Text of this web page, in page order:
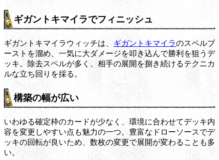
ギガントキマイラでフィニッシュ
ギガントキマイラウィッチは、 ギガントキマイラのスペルブ
ーストを溜め、一気に大ダメージを叩き込んで勝利を狙うデ
ッキ。除去スペルが多く、相手の展開を捌き続けるテクニカ
ルな立ち回りを採る。
構築の幅が広い
いわゆる確定枠のカードが少なく、環境に合わせてデッキ内
容を変更しやすい点も魅力の一つ。豊富なドローソースでデ
ッキの回転が良いため、数枚の変更で展開が変わることも多
い。